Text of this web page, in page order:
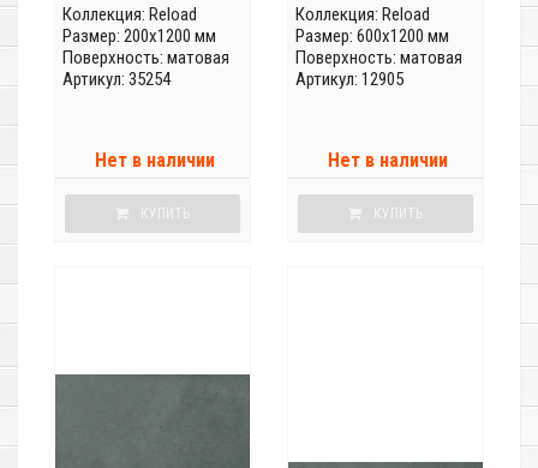
Коллекция: Reload
Размер: 200x1200 мм
Поверхность: матовая
Артикул: 35254
Нет в наличии
КУПИТЬ
Коллекция: Reload
Размер: 600x1200 мм
Поверхность: матовая
Артикул: 12905
Нет в наличии
КУПИТЬ